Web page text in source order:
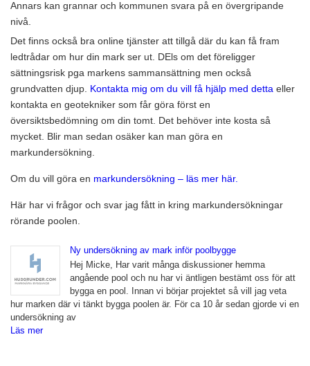
Annars kan grannar och kommunen svara på en övergripande
nivå.
Det finns också bra online tjänster att tillgå där du kan få fram
ledtrådar om hur din mark ser ut. DEls om det föreligger
sättningsrisk pga markens sammansättning men också
grundvatten djup. Kontakta mig om du vill få hjälp med detta eller
kontakta en geotekniker som får göra först en
översiktsbedömning om din tomt. Det behöver inte kosta så
mycket. Blir man sedan osäker kan man göra en
markundersökning.
Om du vill göra en markundersökning – läs mer här.
Här har vi frågor och svar jag fått in kring markundersökningar
rörande poolen.
Ny undersökning av mark inför poolbygge
Hej Micke, Har varit många diskussioner hemma
angående pool och nu har vi äntligen bestämt oss för att
bygga en pool. Innan vi börjar projektet så vill jag veta
hur marken där vi tänkt bygga poolen är. För ca 10 år sedan gjorde vi en
undersökning av
Läs mer